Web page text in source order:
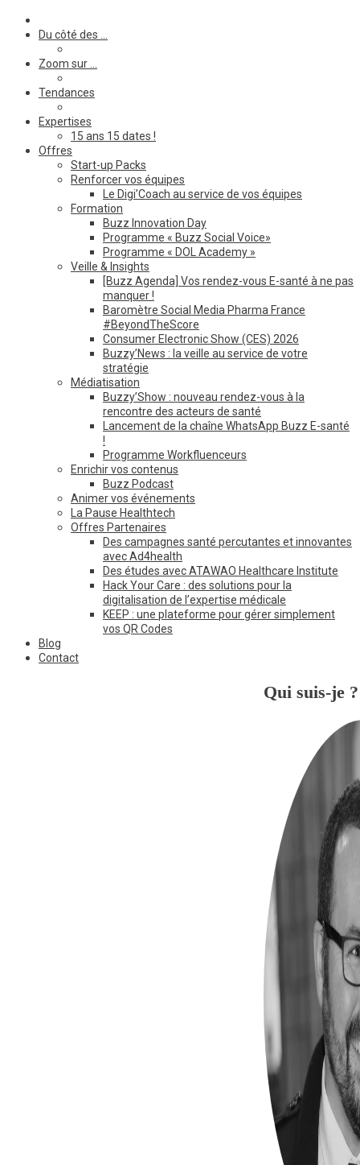
Du côté des …
Zoom sur …
Tendances
Expertises
15 ans 15 dates !
Offres
Start-up Packs
Renforcer vos équipes
Le Digi’Coach au service de vos équipes
Formation
Buzz Innovation Day
Programme « Buzz Social Voice»
Programme « DOL Academy »
Veille & Insights
[Buzz Agenda] Vos rendez-vous E-santé à ne pas
manquer !
Baromètre Social Media Pharma France
#BeyondTheScore
Consumer Electronic Show (CES) 2026
Buzzy’News : la veille au service de votre
stratégie
Médiatisation
Buzzy’Show : nouveau rendez-vous à la
rencontre des acteurs de santé
Lancement de la chaîne WhatsApp Buzz E-santé
!
Programme Workfluenceurs
Enrichir vos contenus
Buzz Podcast
Animer vos événements
La Pause Healthtech
Offres Partenaires
Des campagnes santé percutantes et innovantes
avec Ad4health
Des études avec ATAWAO Healthcare Institute
Hack Your Care : des solutions pour la
digitalisation de l’expertise médicale
KEEP : une plateforme pour gérer simplement
vos QR Codes
Blog
Contact
Qui suis-je ?